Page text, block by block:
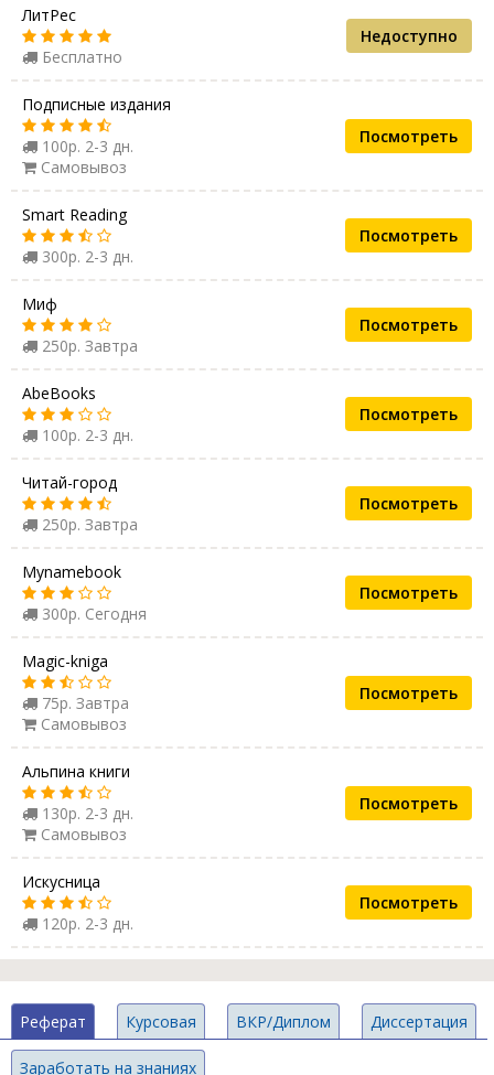
ЛитРес
Бесплатно
Недоступно
Подписные издания
100р. 2-3 дн.
Самовывоз
Посмотреть
Smart Reading
300р. 2-3 дн.
Посмотреть
Миф
250р. Завтра
Посмотреть
AbeBooks
100р. 2-3 дн.
Посмотреть
Читай-город
250р. Завтра
Посмотреть
Mynamebook
300р. Сегодня
Посмотреть
Magic-kniga
75р. Завтра
Самовывоз
Посмотреть
Альпина книги
130р. 2-3 дн.
Самовывоз
Посмотреть
Искусница
120р. 2-3 дн.
Посмотреть
Реферат Курсовая ВКР/Диплом Диссертация
Заработать на знаниях